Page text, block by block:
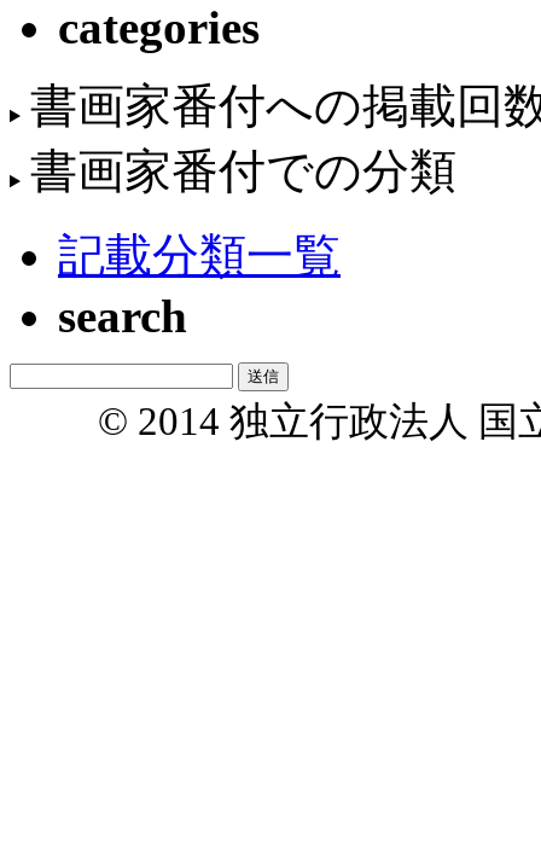
categories
書画家番付への掲載回
書画家番付での分類
記載分類一覧
search
© 2014 独立行政法人 国